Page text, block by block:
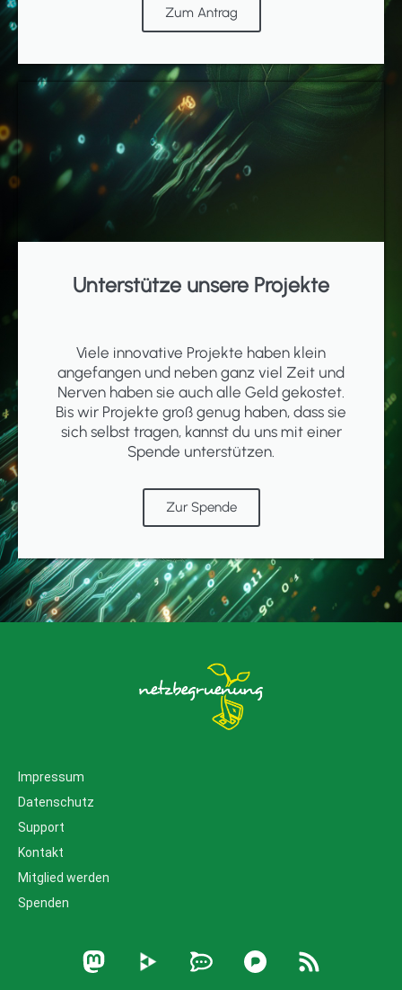
Zum Antrag
Unterstütze unsere Projekte
Viele innovative Projekte haben klein
angefangen und neben ganz viel Zeit und
Nerven haben sie auch alle Geld gekostet.
Bis wir Projekte groß genug haben, dass sie
sich selbst tragen, kannst du uns mit einer
Spende unterstützen.
Zur Spende
Impressum
Datenschutz
Support
Kontakt
Mitglied werden
Spenden